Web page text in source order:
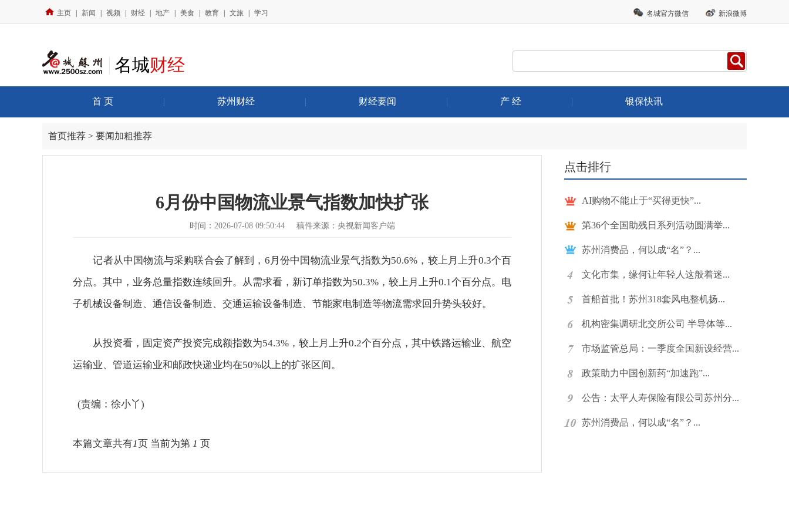
主页 新闻 视频 财经 地产 美食 教育 文旅 学习 名城官方微信 新浪微博
名城财经
首 页 | 苏州财经 | 财经要闻 | 产 经 | 银保快讯
首页推荐 > 要闻加粗推荐
6月份中国物流业景气指数加快扩张
时间：2026-07-08 09:50:44 稿件来源：央视新闻客户端
记者从中国物流与采购联合会了解到，6月份中国物流业景气指数为50.6%，较上月上升0.3个百
分点。其中，业务总量指数连续回升。从需求看，新订单指数为50.3%，较上月上升0.1个百分点。电
子机械设备制造、通信设备制造、交通运输设备制造、节能家电制造等物流需求回升势头较好。
从投资看，固定资产投资完成额指数为54.3%，较上月上升0.2个百分点，其中铁路运输业、航空
运输业、管道运输业和邮政快递业均在50%以上的扩张区间。
(责编：徐小丫)
本篇文章共有1页 当前为第 1 页
点击排行
AI购物不能止于“买得更快”...
第36个全国助残日系列活动圆满举...
苏州消费品，何以成“名”？...
文化市集，缘何让年轻人这般着迷...
首船首批！苏州318套风电整机扬...
机构密集调研北交所公司 半导体等...
市场监管总局：一季度全国新设经营...
政策助力中国创新药“加速跑”...
公告：太平人寿保险有限公司苏州分...
苏州消费品，何以成“名”？...